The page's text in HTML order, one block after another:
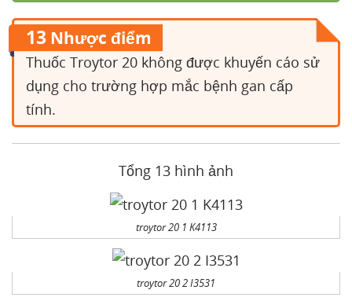
13 Nhược điểm
Thuốc Troytor 20 không được khuyến cáo sử
dụng cho trường hợp mắc bệnh gan cấp
tính.
Tổng 13 hình ảnh
troytor 20 1 K4113
troytor 20 2 I3531